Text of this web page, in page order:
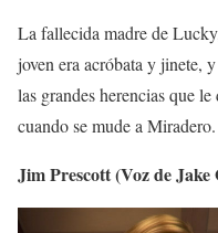
La fallecida madre de
joven era acróbata y jinete,
las grandes herencias que
cuando se mude a Miradero.
Jim Prescott (Voz de